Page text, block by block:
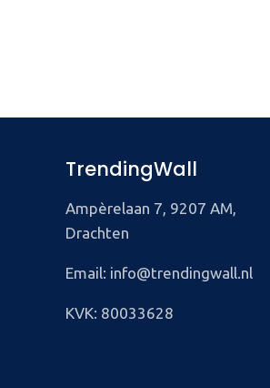
TrendingWall
Ampèrelaan 7, 9207 AM,
Drachten
Email: info@trendingwall.nl
KVK: 80033628